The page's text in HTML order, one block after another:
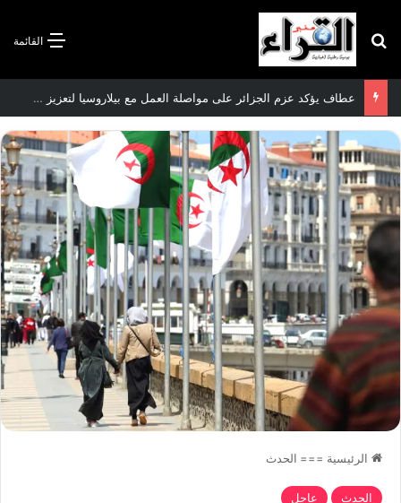
القائمة بحث عن
عطاف يؤكد عزم الجزائر على مواصلة العمل مع بيلاروسيا لتعزيز العلاقات الثنائية
الرئيسية === الحدث
الحدث عاجل